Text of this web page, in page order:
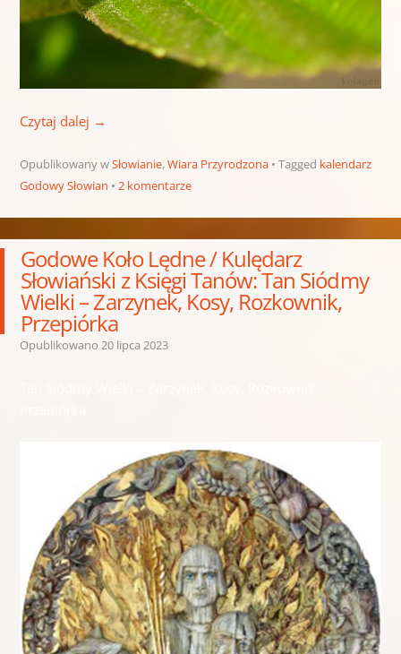
Czytaj dalej →
Opublikowany wSłowianie,Wiara Przyrodzona Tagged kalendarz
Godowy Słowian
2 komentarze
Godowe Koło Lędne / Kulędarz
Słowiański z Księgi Tanów: Tan Siódmy
Wielki – Zarzynek, Kosy, Rozkownik,
Przepiórka
Opublikowano 20 lipca 2023